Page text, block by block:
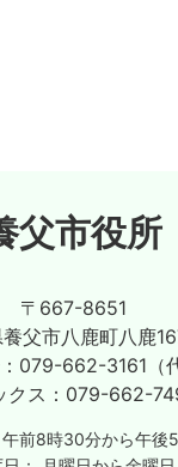
父市役所
〒667-8651
父市八鹿町八鹿
079-662-3161（
ス： 079-662-
午前8時30分から午後